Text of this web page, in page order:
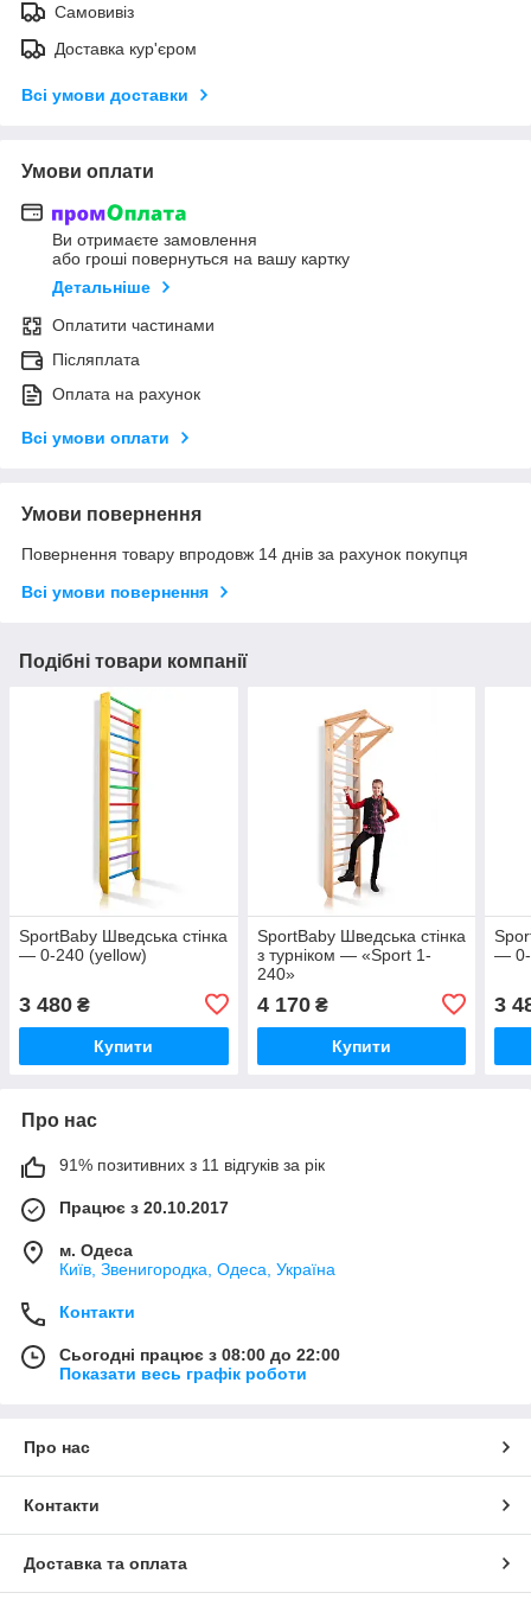
Самовивіз
Доставка кур'єром
Всі умови доставки
Умови оплати
Ви отримаєте замовлення
або гроші повернуться на вашу картку
Детальніше
Оплатити частинами
Післяплата
Оплата на рахунок
Всі умови оплати
Умови повернення
Повернення товару впродовж 14 днів за рахунок покупця
Всі умови повернення
Подібні товари компанії
SportBaby Шведська стінка
— 0-240 (yellow)
3 480 ₴
Купити
SportBaby Шведська стінка
з турніком — «Sport 1-
240»
4 170₴
Купити
— 0-
3
Про нас
91% позитивних з 11 відгуків за рік
Працює з 20.10.2017
м. Одеса
Київ, Звенигородка, Одеса, Україна
Контакти
Сьогодні працює з 08:00 до 22:00
Показати весь графік роботи
Про нас
Контакти
Доставка та оплата